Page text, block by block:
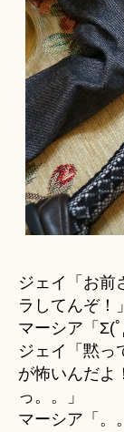
ジェイ「お前
ラしてんぞ！」
マーシア「Σ(
ジェイ「黙っ
が怖いんだ
っ。。」
マーシア「。